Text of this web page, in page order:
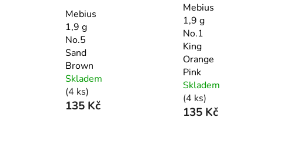
Mebius
1,9 g
No.5
Sand
Brown
Skladem
(4 ks)
135 Kč
Mebius
1,9 g
No.1
King
Orange
Pink
Skladem
(4 ks)
135 Kč